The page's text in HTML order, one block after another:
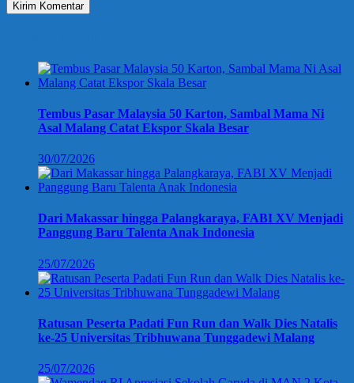
Tembus Pasar Malaysia 50 Karton, Sambal Mama Ni
Asal Malang Catat Ekspor Skala Besar
30/07/2026
Dari Makassar hingga Palangkaraya, FABI XV Menjadi
Panggung Baru Talenta Anak Indonesia
25/07/2026
Ratusan Peserta Padati Fun Run dan Walk Dies Natalis
ke-25 Universitas Tribhuwana Tunggadewi Malang
25/07/2026